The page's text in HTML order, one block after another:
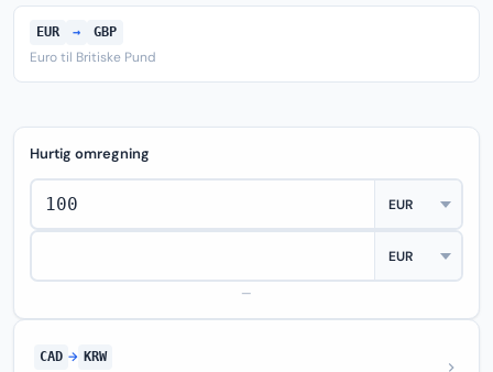
EUR → GBP
Euro til Britiske Pund
Hurtig omregning
—
CAD → KRW